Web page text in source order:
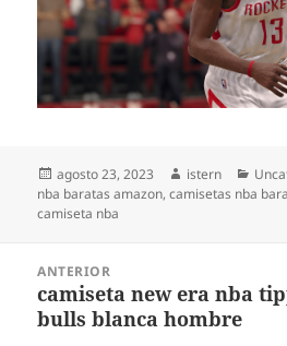
Publicado
el
agosto 23, 2023 Autor
istern
nba baratas amazon,camisetas nba
camiseta nba
entradas
ANTERIOR
Entrada
anterior:
camiseta new era nba
bulls blanca hombre